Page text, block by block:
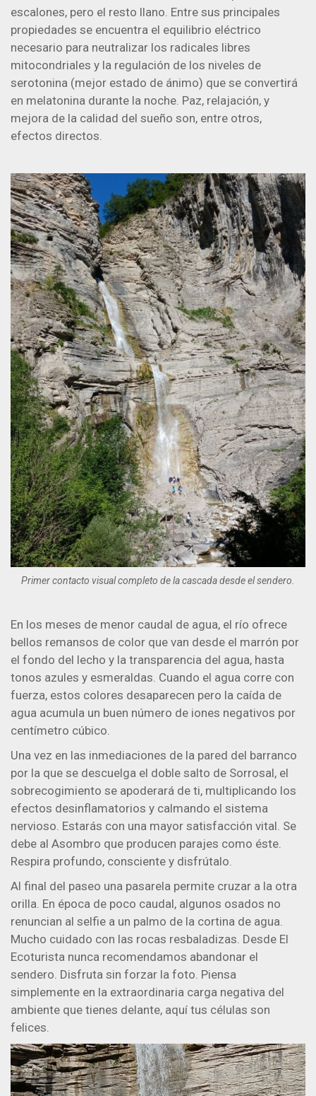
escalones, pero el resto llano. Entre sus principales
propiedades se encuentra el equilibrio eléctrico
necesario para neutralizar los radicales libres
mitocondriales y la regulación de los niveles de
serotonina (mejor estado de ánimo) que se convertirá
en melatonina durante la noche. Paz, relajación, y
mejora de la calidad del sueño son, entre otros,
efectos directos.
Primer contacto visual completo de la cascada desde el sendero.
En los meses de menor caudal de agua, el río ofrece
bellos remansos de color que van desde el marrón por
el fondo del lecho y la transparencia del agua, hasta
tonos azules y esmeraldas. Cuando el agua corre con
fuerza, estos colores desaparecen pero la caída de
agua acumula un buen número de iones negativos por
centímetro cúbico.
Una vez en las inmediaciones de la pared del barranco
por la que se descuelga el doble salto de Sorrosal, el
sobrecogimiento se apoderará de ti, multiplicando los
efectos desinflamatorios y calmando el sistema
nervioso. Estarás con una mayor satisfacción vital. Se
debe al Asombro que producen parajes como éste.
Respira profundo, consciente y disfrútalo.
Al final del paseo una pasarela permite cruzar a la otra
orilla. En época de poco caudal, algunos osados no
renuncian al selfie a un palmo de la cortina de agua.
Mucho cuidado con las rocas resbaladizas. Desde El
Ecoturista nunca recomendamos abandonar el
sendero. Disfruta sin forzar la foto. Piensa
simplemente en la extraordinaria carga negativa del
ambiente que tienes delante, aquí tus células son
felices.